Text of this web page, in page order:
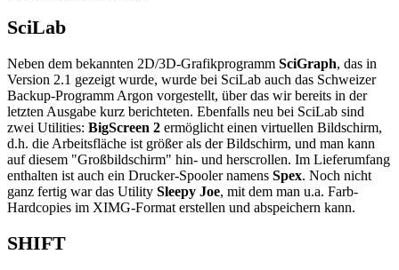
SciLab
Neben dem bekannten 2D/3D-Grafikprogramm SciGraph, das in
Version 2.1 gezeigt wurde, wurde bei SciLab auch das Schweizer
Backup-Programm Argon vorgestellt, über das wir bereits in der
letzten Ausgabe kurz berichteten. Ebenfalls neu bei SciLab sind
zwei Utilities: BigScreen 2 ermöglicht einen virtuellen Bildschirm,
d.h. die Arbeitsfläche ist größer als der Bildschirm, und man kann
auf diesem "Großbildschirm" hin- und herscrollen. Im Lieferumfang
enthalten ist auch ein Drucker-Spooler namens Spex. Noch nicht
ganz fertig war das Utility Sleepy Joe, mit dem man u.a. Farb-
Hardcopies im XIMG-Format erstellen und abspeichern kann.
SHIFT